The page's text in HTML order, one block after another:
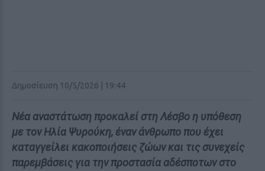
Δημοσίευση 10/5/2026 | 19:44
Νέα αναστάτωση προκαλεί στη Λέσβο η υπόθεση
με τον Ηλία Ψυρούκη, έναν άνθρωπο που έχει
καταγγείλει κακοποιήσεις ζώων και τις συνεχείς
παρεμβάσεις για την προστασία αδέσποτων στο